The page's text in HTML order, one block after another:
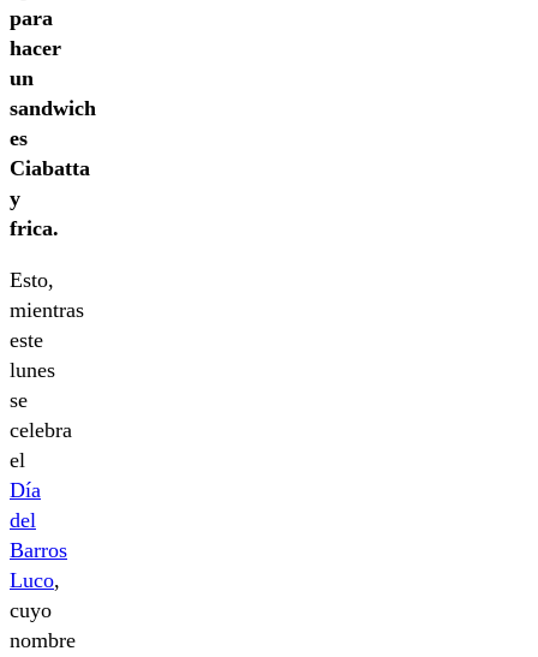
para
hacer
un
sandwich
es
Ciabatta
y
frica.
Esto,
mientras
este
lunes
se
celebra
el
Día
del
Barros
Luco,
cuyo
nombre